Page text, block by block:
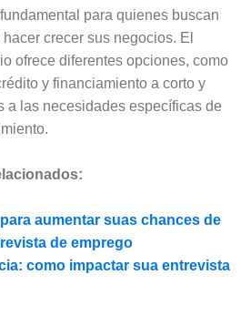
para quienes buscan
crecer sus negocios. El
ofrece diferentes opciones, como
y financiamiento a corto y
a las necesidades específicas de
aumentar suas chances de
de emprego
como impactar sua entrevista